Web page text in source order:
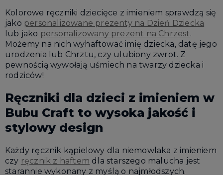
Kolorowe ręczniki dziecięce z imieniem sprawdzą się
jako personalizowane prezenty na Dzień Dziecka
lub jako personalizowany prezent na Chrzest.
Możemy na nich wyhaftować imię dziecka, datę jego
urodzenia lub Chrztu, czy ulubiony zwrot. Z
pewnością wywołają uśmiech na twarzy dziecka i
rodziców!
Ręczniki dla dzieci z imieniem w
Bubu Craft to wysoka jakość i
stylowy design
Każdy ręcznik kąpielowy dla niemowlaka z imieniem
czy ręcznik z haftem dla starszego malucha jest
starannie wykonany z myślą o najmłodszych.